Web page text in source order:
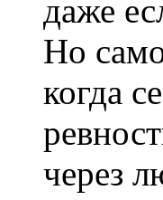
даже
Но
когда
через